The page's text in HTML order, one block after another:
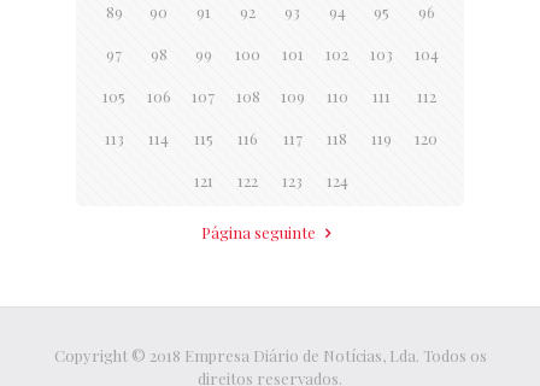
89 90 91 92 93 94 95 96
97 98 99 100 101 102 103 104
105 106 107 108 109 110 111 112
113 114 115 116 117 118 119 120
121 122 123 124
Página seguinte
Copyright © 2018 Empresa Diário de Notícias, Lda. Todos os
direitos reservados.